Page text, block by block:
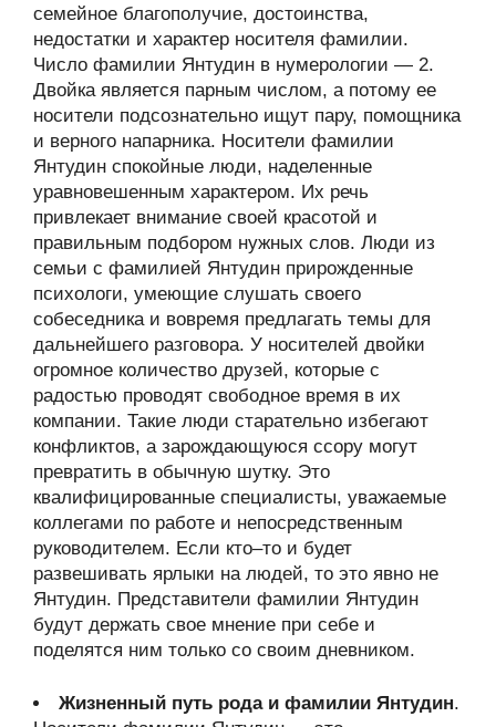
семейное благополучие, достоинства,
недостатки и характер носителя фамилии.
Число фамилии Янтудин в нумерологии — 2.
Двойка является парным числом, а потому ее
носители подсознательно ищут пару, помощника
и верного напарника. Носители фамилии
Янтудин спокойные люди, наделенные
уравновешенным характером. Их речь
привлекает внимание своей красотой и
правильным подбором нужных слов. Люди из
семьи с фамилией Янтудин прирожденные
психологи, умеющие слушать своего
собеседника и вовремя предлагать темы для
дальнейшего разговора. У носителей двойки
огромное количество друзей, которые с
радостью проводят свободное время в их
компании. Такие люди старательно избегают
конфликтов, а зарождающуюся ссору могут
превратить в обычную шутку. Это
квалифицированные специалисты, уважаемые
коллегами по работе и непосредственным
руководителем. Если кто–то и будет
развешивать ярлыки на людей, то это явно не
Янтудин. Представители фамилии Янтудин
будут держать свое мнение при себе и
поделятся ним только со своим дневником.
Жизненный путь рода и фамилии Янтудин.